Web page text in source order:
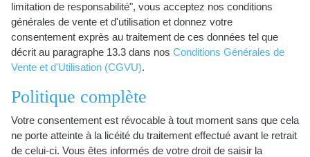
limitation de responsabilité", vous acceptez nos conditions
générales de vente et d'utilisation et donnez votre
consentement exprès au traitement de ces données tel que
décrit au paragraphe 13.3 dans nos Conditions Générales de
Vente et d'Utilisation (CGVU).
Politique complète
Votre consentement est révocable à tout moment sans que cela
ne porte atteinte à la licéité du traitement effectué avant le retrait
de celui-ci. Vous êtes informés de votre droit de saisir la